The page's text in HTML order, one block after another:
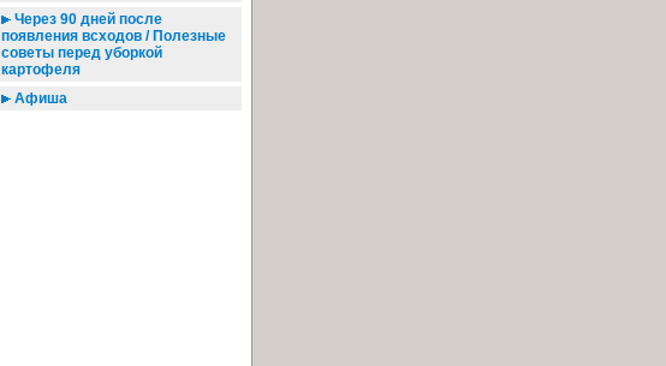
Через 90 дней после
появления всходов / Полезные
советы перед уборкой
картофеля
Афиша